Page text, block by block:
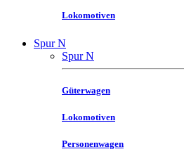
Lokomotiven
Spur N
Spur N
Güterwagen
Lokomotiven
Personenwagen